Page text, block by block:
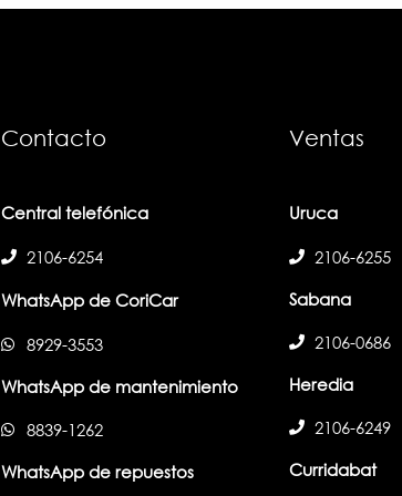
Contacto
Central telefónica
2106-6254
WhatsApp de CoriCar
8929-3553
WhatsApp de mantenimiento
8839-1262
WhatsApp de repuestos
Ventas
Uruca
2106-6255
Sabana
2106-0686
Heredia
2106-6249
Curridabat